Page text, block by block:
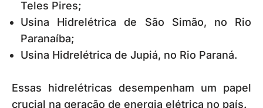
Teles Pires;
Usina Hidrelétrica de São Simão, no Rio
Paranaíba;
Usina Hidrelétrica de Jupiá, no Rio Paraná.
Essas hidrelétricas desempenham um papel
crucial na geração de energia elétrica no país.